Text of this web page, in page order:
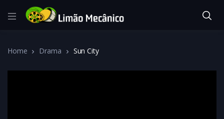
Home Drama Sun City